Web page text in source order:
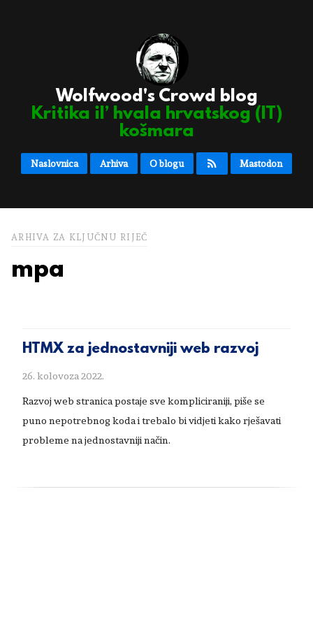
Wolfwood's Crowd blog
Kritika il’ hvala hrvatskog (IT)
košmara
Naslovnica Arhiva O blogu Mastodon
ARHIVA ZA KLJUČNU RIJEČ
mpa
HTMX za jednostavniji web razvoj
26. kolovoza 2022.
Razvoj web stranica postaje sve kompliciraniji, piše se
puno nepotrebnog koda i trebalo bi vidjeti kako rješavati
probleme na jednostavniji način.